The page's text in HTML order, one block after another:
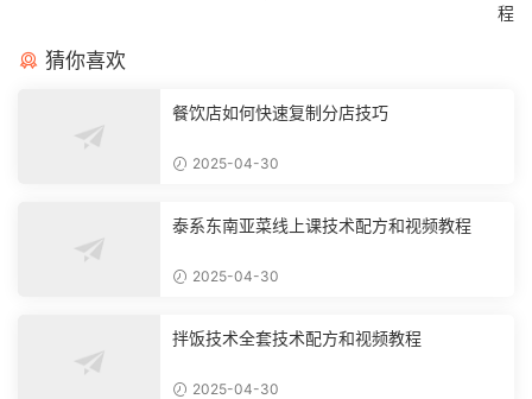
程
猜你喜欢
餐饮店如何快速复制分店技巧
2025-04-30
泰系东南亚菜线上课技术配方和视频教程
2025-04-30
拌饭技术全套技术配方和视频教程
2025-04-30